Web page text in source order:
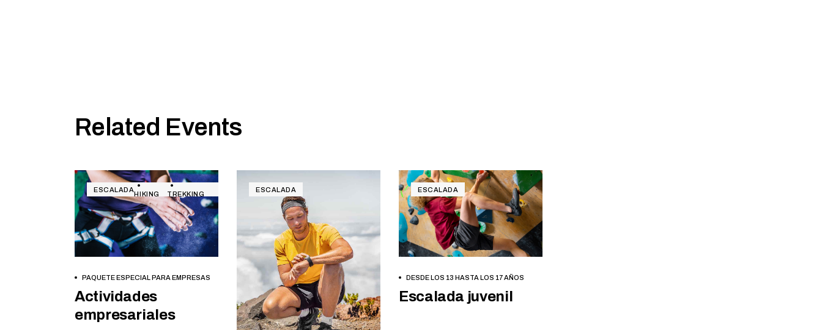
Related Events
ESCALADA
HIKING TREKKING
BOOK NOW
PAQUETE ESPECIAL PARA EMPRESAS
Actividades
empresariales
ESCALADA ESCALADA
BOOK NOW
DESDE LOS 13 HASTA LOS 17 AÑOS
Escalada juvenil